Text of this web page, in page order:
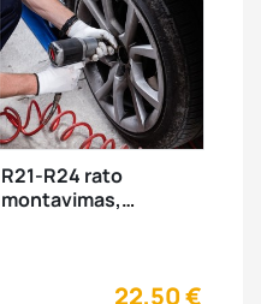
visibility  
R21-R24 rato
montavimas,
22,50 €